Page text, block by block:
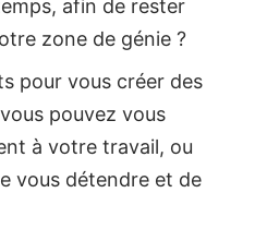
afin de rester
zone de génie ?
pour vous créer des
pouvez vous
à votre travail, ou
vous détendre et de